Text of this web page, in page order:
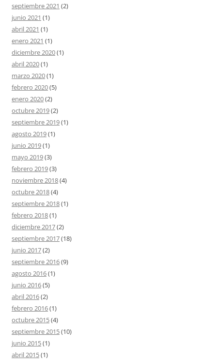
septiembre 2021 (2)
junio 2021 (1)
abril 2021 (1)
enero 2021 (1)
diciembre 2020(1)
abril 2020(1)
marzo 2020(1)
febrero 2020(5)
enero 2020(2)
octubre 2019(2)
septiembre 2019(1)
agosto 2019(1)
junio 2019(1)
mayo 2019(3)
febrero 2019(3)
noviembre 2018(4)
octubre 2018(4)
septiembre 2018(1)
febrero 2018(1)
diciembre 2017(2)
septiembre 2017(18)
junio 2017(2)
septiembre 2016(9)
agosto 2016(1)
junio 2016(5)
abril 2016(2)
febrero 2016(1)
octubre 2015(4)
septiembre 2015(10)
junio 2015(1)
abril 2015(1)